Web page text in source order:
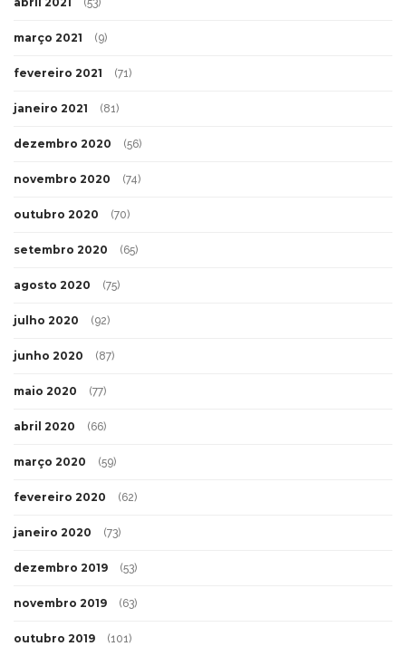
março 2021 (9)
fevereiro 2021 (71)
janeiro 2021 (81)
dezembro 2020 (56)
novembro 2020 (74)
outubro 2020 (70)
setembro 2020 (65)
agosto 2020 (75)
julho 2020 (92)
junho 2020 (87)
maio 2020 (77)
abril 2020 (66)
março 2020 (59)
fevereiro 2020 (62)
janeiro 2020 (73)
dezembro 2019 (53)
novembro 2019 (63)
outubro 2019 (101)